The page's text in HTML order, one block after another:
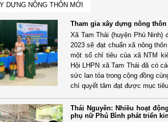
DỰNG NÔNG THÔN MỚI
Tham gia xây dựng nông
Xã Tam Thái (huyện Phú Ninh)
2023 sẽ đạt chuẩn xã nông
một số chỉ tiêu của xã NTM
Hội LHPN xã Tam Thái đã có
sức lan tỏa trong cộng đồng
chí quyết tâm đạt được mục
Thái Nguyên: Nhiều hoạt
phụ nữ Phú Bình phát triển